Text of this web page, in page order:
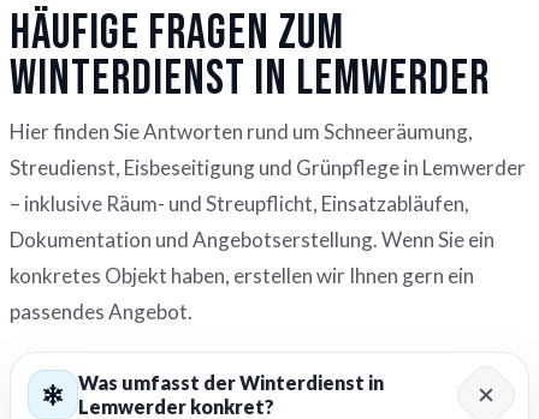
Häufige Fragen zum
Winterdienst in Lemwerder
Hier finden Sie Antworten rund um Schneeräumung,
Streudienst, Eisbeseitigung und Grünpflege in Lemwerder
– inklusive Räum- und Streupflicht, Einsatzabläufen,
Dokumentation und Angebotserstellung. Wenn Sie ein
konkretes Objekt haben, erstellen wir Ihnen gern ein
passendes Angebot.
Was umfasst der Winterdienst in
Lemwerder konkret?